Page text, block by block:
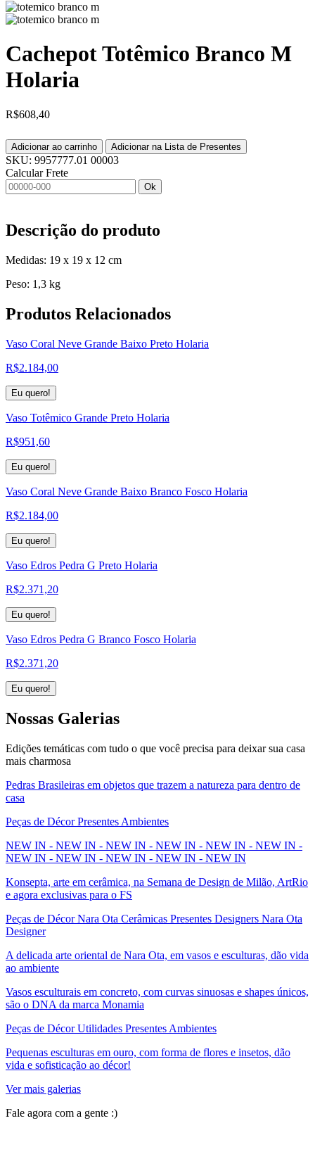
Cachepot Totêmico Branco M
Holaria
R$608,40
Adicionar ao carrinho Adicionar na Lista de Presentes
SKU: 9957777.01 00003
Calcular Frete
Ok
Descrição do produto
Medidas: 19 x 19 x 12 cm
Peso: 1,3 kg
Produtos Relacionados
Vaso Coral Neve Grande Baixo Preto Holaria
R$2.184,00
Eu quero!
Vaso Totêmico Grande Preto Holaria
R$951,60
Eu quero!
Vaso Coral Neve Grande Baixo Branco Fosco Holaria
R$2.184,00
Eu quero!
Vaso Edros Pedra G Preto Holaria
R$2.371,20
Eu quero!
Vaso Edros Pedra G Branco Fosco Holaria
R$2.371,20
Eu quero!
Nossas Galerias
Edições temáticas com tudo o que você precisa para deixar sua casa
mais charmosa
Pedras Brasileiras em objetos que trazem a natureza para dentro de
casa
Peças de Décor Presentes Ambientes
NEW IN - NEW IN - NEW IN - NEW IN - NEW IN - NEW IN -
NEW IN - NEW IN - NEW IN - NEW IN - NEW IN
Konsepta, arte em cerâmica, na Semana de Design de Milão, ArtRio
e agora exclusivas para o FS
Peças de Décor Nara Ota Cerâmicas Presentes Designers Nara Ota
Designer
A delicada arte oriental de Nara Ota, em vasos e esculturas, dão vida
ao ambiente
Vasos esculturais em concreto, com curvas sinuosas e shapes únicos,
são o DNA da marca Monamia
Peças de Décor Utilidades Presentes Ambientes
Pequenas esculturas em ouro, com forma de flores e insetos, dão
vida e sofisticação ao décor!
Ver mais galerias
Fale agora com a gente :)